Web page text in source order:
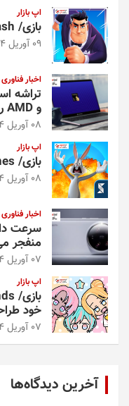
اپ بازار
بازی/ Agent Dash؛ سکه‌ها را جمع کنید
09 آوریل 2024
اخبار فناوری
و AMD را شکست داد
08 آوریل 2024
اپ بازار
بازی/ Looney Tunes؛ شهری بزرگ بسازید
08 آوریل 2024
اخبار فناوری
سرعت
منفجر
07 آوریل 2024
اپ بازار
خود
07 آوریل 2024
آخرین دیدگاه‌ها